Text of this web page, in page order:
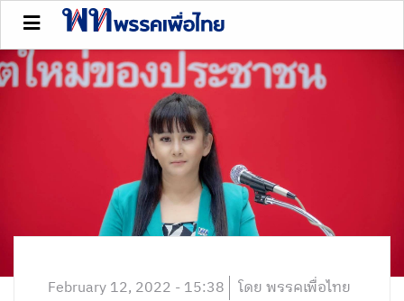
February 12, 2022 - 15:38 โดย พรรคเพื่อไทย